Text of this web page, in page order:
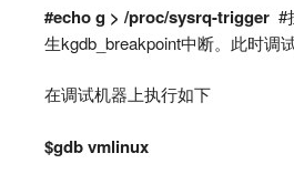
#echo g > /proc/sysrq-trigger #
生kgdb_breakpoint中断。此时调
在调试机器上执行如下
$gdb vmlinux